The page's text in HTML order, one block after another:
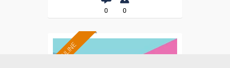
0 0
ONLINE